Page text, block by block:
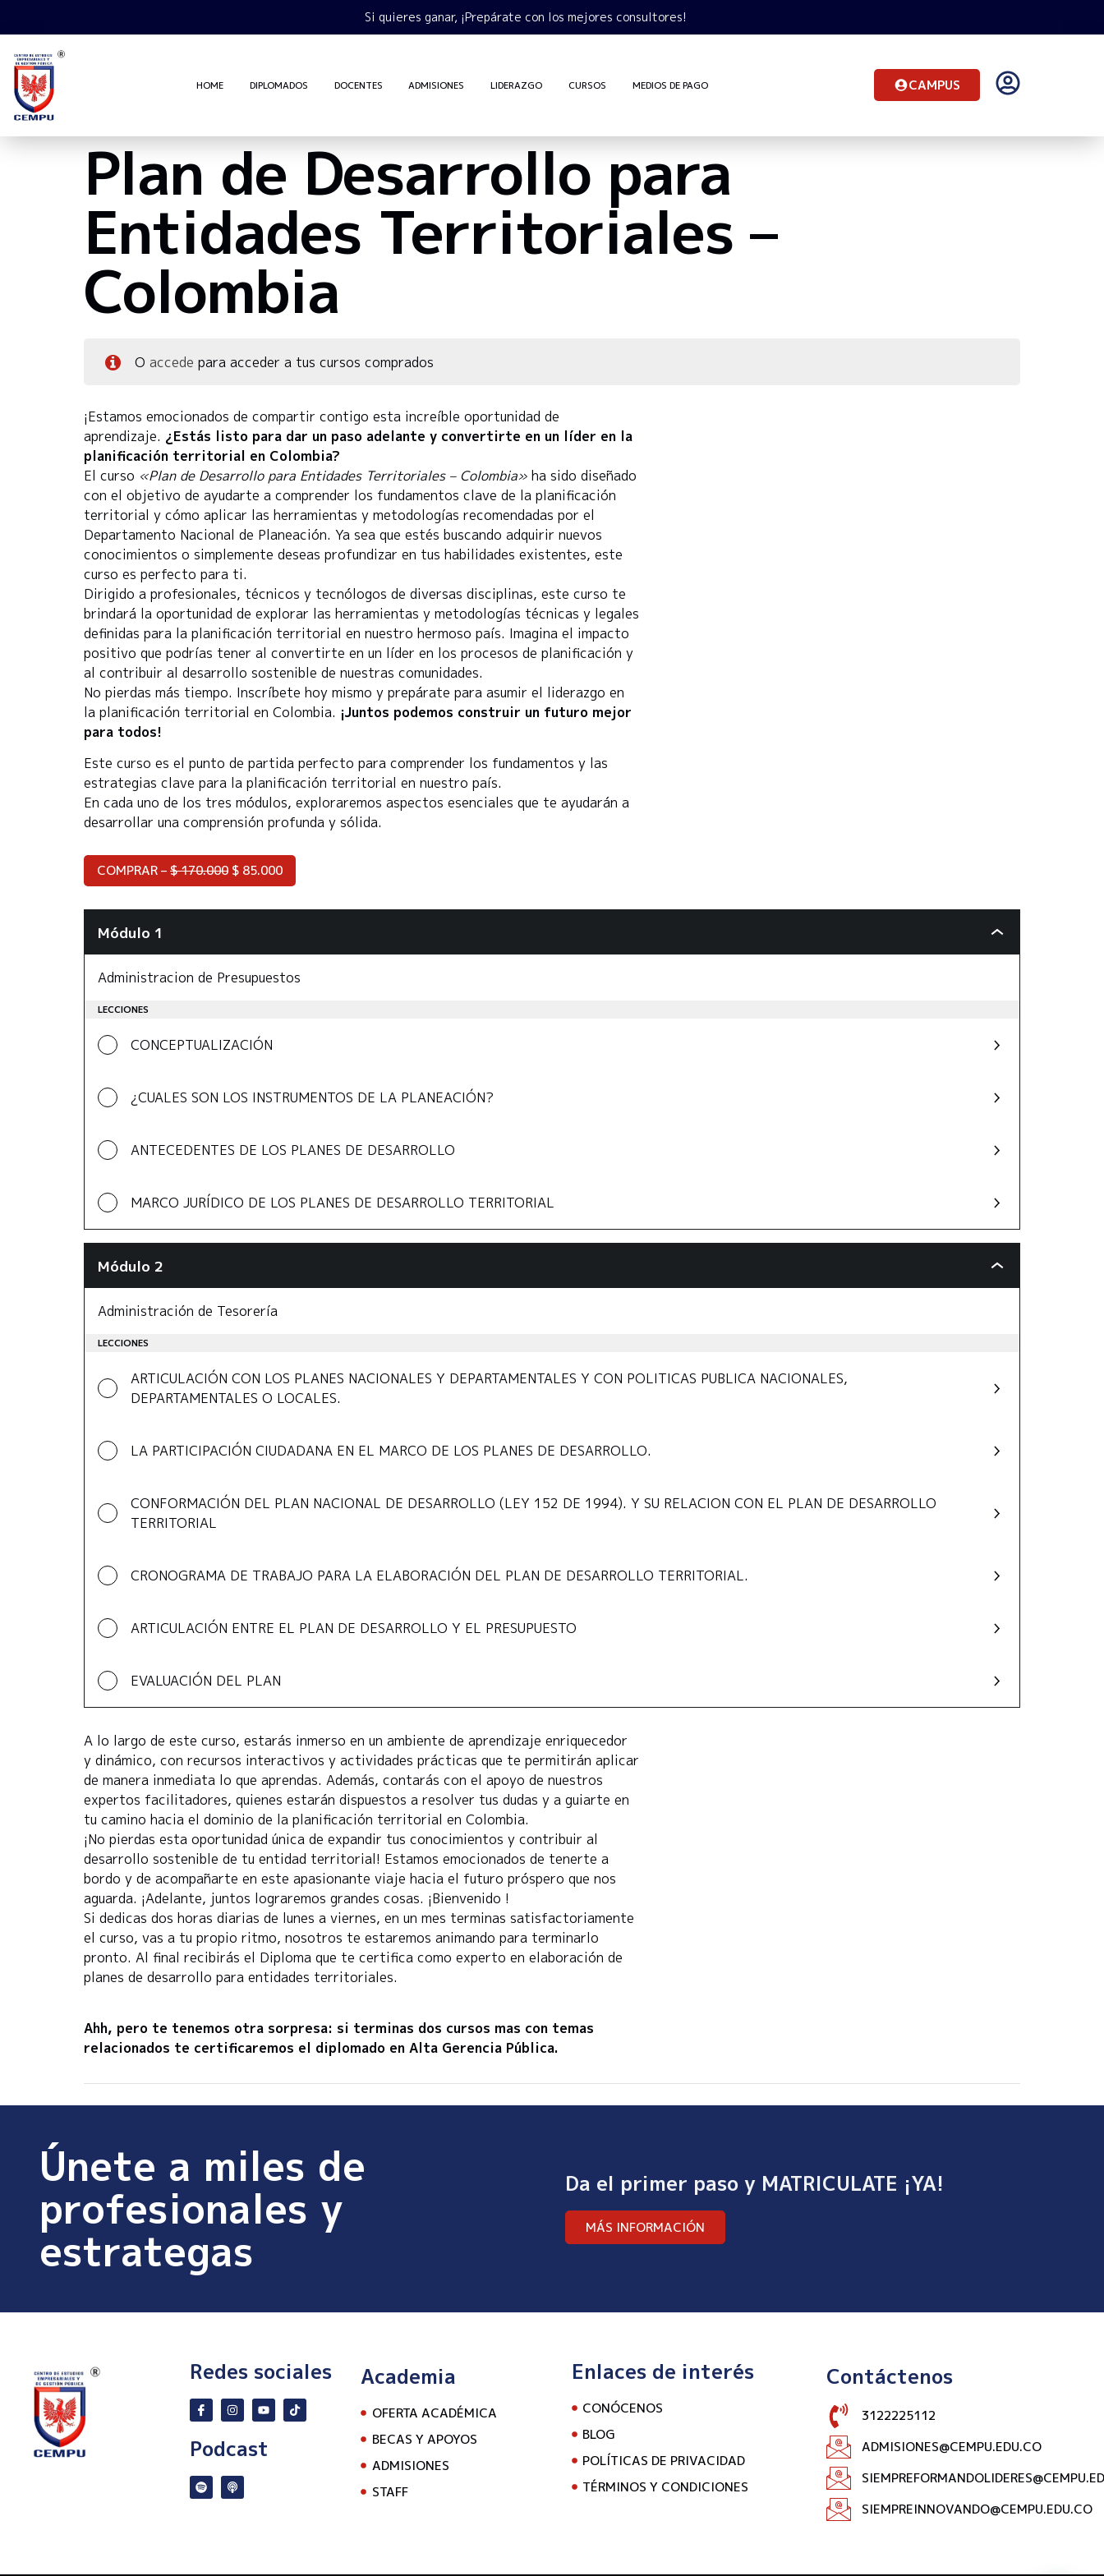
Si quieres ganar, ¡Prepárate con los mejores consultores!
HOME DIPLOMADOS DOCENTES ADMISIONES LIDERAZGO CURSOS MEDIOS DE PAGO CAMPUS
Plan de Desarrollo para
Entidades Territoriales –
Colombia
O accede para acceder a tus cursos comprados
¡Estamos emocionados de compartir contigo esta increíble oportunidad de
aprendizaje. ¿Estás listo para dar un paso adelante y convertirte en un líder en la
planificación territorial en Colombia?
El curso «Plan de Desarrollo para Entidades Territoriales – Colombia» ha sido diseñado
con el objetivo de ayudarte a comprender los fundamentos clave de la planificación
territorial y cómo aplicar las herramientas y metodologías recomendadas por el
Departamento Nacional de Planeación. Ya sea que estés buscando adquirir nuevos
conocimientos o simplemente deseas profundizar en tus habilidades existentes, este
curso es perfecto para ti.
Dirigido a profesionales, técnicos y tecnólogos de diversas disciplinas, este curso te
brindará la oportunidad de explorar las herramientas y metodologías técnicas y legales
definidas para la planificación territorial en nuestro hermoso país. Imagina el impacto
positivo que podrías tener al convertirte en un líder en los procesos de planificación y
al contribuir al desarrollo sostenible de nuestras comunidades.
No pierdas más tiempo. Inscríbete hoy mismo y prepárate para asumir el liderazgo en
la planificación territorial en Colombia. ¡Juntos podemos construir un futuro mejor
para todos!
Este curso es el punto de partida perfecto para comprender los fundamentos y las
estrategias clave para la planificación territorial en nuestro país.
En cada uno de los tres módulos, exploraremos aspectos esenciales que te ayudarán a
desarrollar una comprensión profunda y sólida.
COMPRAR –$170.000 $ 85.000
Módulo 1
Administracion de Presupuestos
LECCIONES
CONCEPTUALIZACIÓN
¿CUALES SON LOS INSTRUMENTOS DE LA PLANEACIÓN?
ANTECEDENTES DE LOS PLANES DE DESARROLLO
MARCO JURÍDICO DE LOS PLANES DE DESARROLLO TERRITORIAL
Módulo 2
Administración de Tesorería
LECCIONES
ARTICULACIÓN CON LOS PLANES NACIONALES Y DEPARTAMENTALES Y CON POLITICAS PUBLICA NACIONALES,
DEPARTAMENTALES O LOCALES.
LA PARTICIPACIÓN CIUDADANA EN EL MARCO DE LOS PLANES DE DESARROLLO.
CONFORMACIÓN DEL PLAN NACIONAL DE DESARROLLO (LEY 152 DE 1994). Y SU RELACION CON EL PLAN DE DESARROLLO
TERRITORIAL
CRONOGRAMA DE TRABAJO PARA LA ELABORACIÓN DEL PLAN DE DESARROLLO TERRITORIAL.
ARTICULACIÓN ENTRE EL PLAN DE DESARROLLO Y EL PRESUPUESTO
EVALUACIÓN DEL PLAN
A lo largo de este curso, estarás inmerso en un ambiente de aprendizaje enriquecedor
y dinámico, con recursos interactivos y actividades prácticas que te permitirán aplicar
de manera inmediata lo que aprendas. Además, contarás con el apoyo de nuestros
expertos facilitadores, quienes estarán dispuestos a resolver tus dudas y a guiarte en
tu camino hacia el dominio de la planificación territorial en Colombia.
¡No pierdas esta oportunidad única de expandir tus conocimientos y contribuir al
desarrollo sostenible de tu entidad territorial! Estamos emocionados de tenerte a
bordo y de acompañarte en este apasionante viaje hacia el futuro próspero que nos
aguarda. ¡Adelante, juntos lograremos grandes cosas. ¡Bienvenido !
Si dedicas dos horas diarias de lunes a viernes, en un mes terminas satisfactoriamente
el curso, vas a tu propio ritmo, nosotros te estaremos animando para terminarlo
pronto. Al final recibirás el Diploma que te certifica como experto en elaboración de
planes de desarrollo para entidades territoriales.
Ahh, pero te tenemos otra sorpresa: si terminas dos cursos mas con temas
relacionados te certificaremos el diplomado en Alta Gerencia Pública.
Únete a miles de
profesionales y
estrategas
Da el primer paso y MATRICULATE ¡YA!
MÁS INFORMACIÓN
Redes sociales
Podcast
Academia
OFERTA ACADÉMICA
BECAS Y APOYOS
ADMISIONES
STAFF
Enlaces de interés
CONÓCENOS
BLOG
POLÍTICAS DE PRIVACIDAD
TÉRMINOS Y CONDICIONES
Contáctenos
3122225112
ADMISIONES@CEMPU.EDU.CO
SIEMPREINNOVANDO@CEMPU.EDU.CO